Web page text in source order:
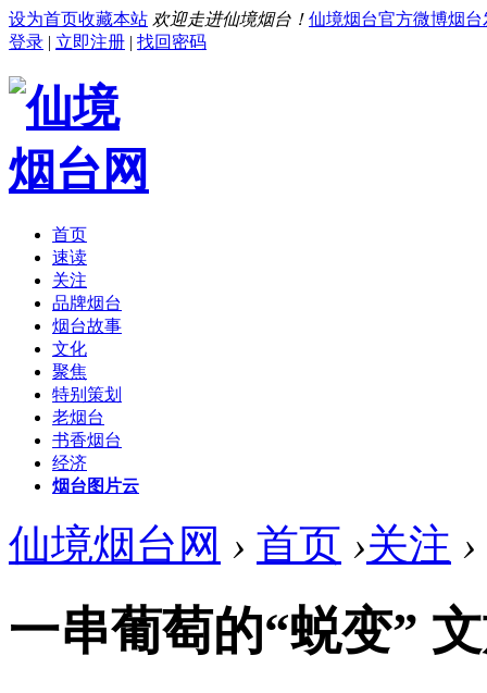
设为首页收藏本站 欢迎走进仙境烟台！ 仙境烟台官方微博烟台
登录 | 立即注册 | 找回密码
首页
速读
关注
品牌烟台
烟台故事
文化
聚焦
特别策划
老烟台
书香烟台
经济
烟台图片云
仙境烟台网 › 首页 ›关注 ›
一串葡萄的“蜕变”